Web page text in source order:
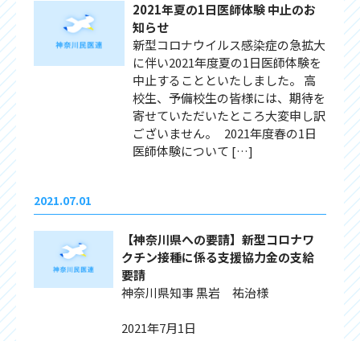
2021年夏の1日医師体験 中止のお
知らせ
新型コロナウイルス感染症の急拡大
に伴い2021年度夏の1日医師体験を
中止することといたしました。 高
校生、予備校生の皆様には、期待を
寄せていただいたところ大変申し訳
ございません。 2021年度春の1日
医師体験について […]
2021.07.01
【神奈川県への要請】新型コロナワ
クチン接種に係る支援協力金の支給
要請
神奈川県知事 黒岩 祐治様
2021年7月1日